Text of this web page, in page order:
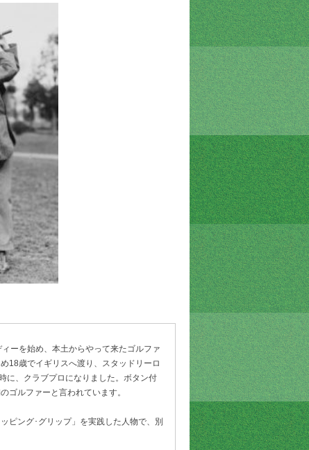
ーを始め、本土からやって来たゴルファ
18歳でイギリスへ渡り、スタッドリーロ
に、クラブプロになりました。ボタン付
ゴルファーと言われています。
ピング･グリップ」を実践した人物で、別